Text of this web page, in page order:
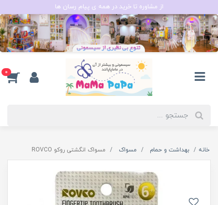
از مشاوره تا خرید در همه ی پیام رسان ها
0
خانه بهداشت و حمام مسواک مسواک انگشتی روکو ROVCO